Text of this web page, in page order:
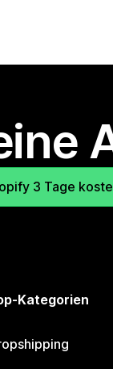
3 Tage
Kategorien